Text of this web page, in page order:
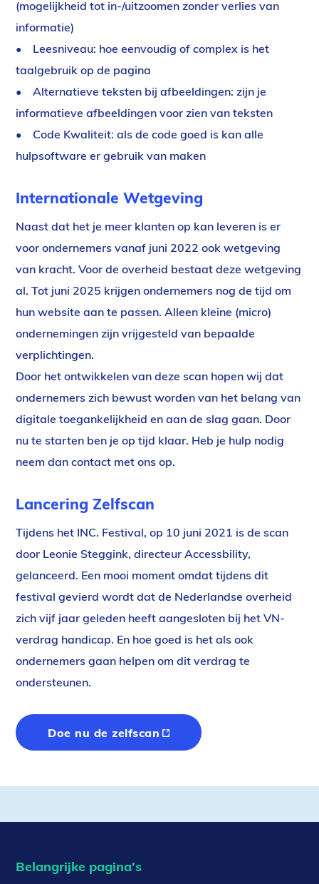
(mogelijkheid tot in-/uitzoomen zonder verlies van
informatie)
• Leesniveau: hoe eenvoudig of complex is het
taalgebruik op de pagina
• Alternatieve teksten bij afbeeldingen: zijn je
informatieve afbeeldingen voor zien van teksten
• Code Kwaliteit: als de code goed is kan alle
hulpsoftware er gebruik van maken
Internationale Wetgeving
Naast dat het je meer klanten op kan leveren is er
voor ondernemers vanaf juni 2022 ook wetgeving
van kracht. Voor de overheid bestaat deze wetgeving
al. Tot juni 2025 krijgen ondernemers nog de tijd om
hun website aan te passen. Alleen kleine (micro)
ondernemingen zijn vrijgesteld van bepaalde
verplichtingen.
Door het ontwikkelen van deze scan hopen wij dat
ondernemers zich bewust worden van het belang van
digitale toegankelijkheid en aan de slag gaan. Door
nu te starten ben je op tijd klaar. Heb je hulp nodig
neem dan contact met ons op.
Lancering Zelfscan
Tijdens het INC. Festival, op 10 juni 2021 is de scan
door Leonie Steggink, directeur Accessbility,
gelanceerd. Een mooi moment omdat tijdens dit
festival gevierd wordt dat de Nederlandse overheid
zich vijf jaar geleden heeft aangesloten bij het VN-
verdrag handicap. En hoe goed is het als ook
ondernemers gaan helpen om dit verdrag te
ondersteunen.
Doe nu de zelfscan (externe
Belangrijke pagina's